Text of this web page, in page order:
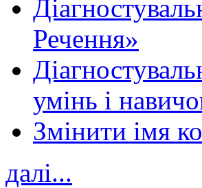
Речення»
умінь і
Змінити імя
далі...